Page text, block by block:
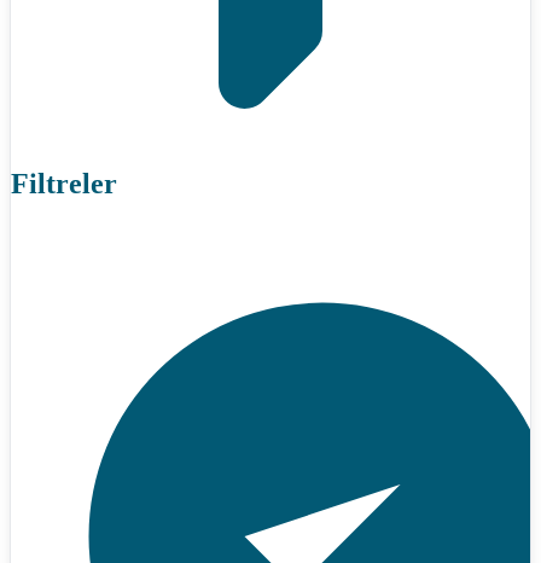
Filtreler